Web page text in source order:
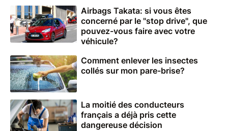
Airbags Takata: si vous êtes
concerné par le "stop drive", que
pouvez-vous faire avec votre
véhicule?
Comment enlever les insectes
collés sur mon pare-brise?
La moitié des conducteurs
français a déjà pris cette
dangereuse décision